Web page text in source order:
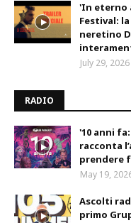
'In eterno
Festival:
neretino
July 29, 2026
RADIO
'10 anni
racconta
prendere
May 19,
Ascolti
primo